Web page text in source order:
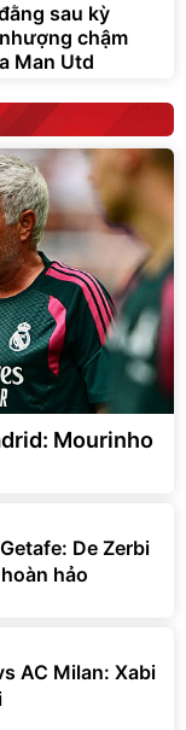
sau kỳ
chậm
Man Utd
Mourinho
De Zerbi
hảo
AC Milan: Xabi